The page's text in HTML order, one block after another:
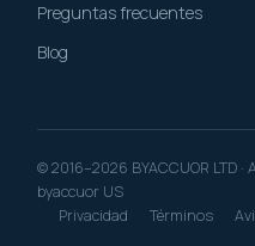
Preguntas frecuentes
Blog
© 2016–2026 BYACCUOR LTD ·
byaccuor US
Privacidad
Términos